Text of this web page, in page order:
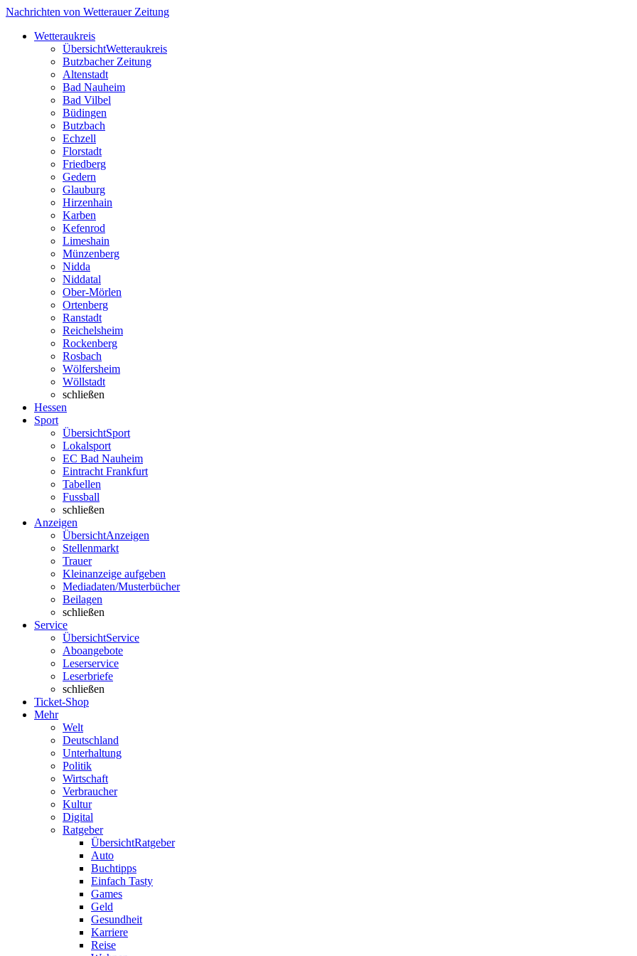
Nachrichten von Wetterauer Zeitung
Wetteraukreis
ÜbersichtWetteraukreis
Butzbacher Zeitung
Altenstadt
Bad Nauheim
Bad Vilbel
Büdingen
Butzbach
Echzell
Florstadt
Friedberg
Gedern
Glauburg
Hirzenhain
Karben
Kefenrod
Limeshain
Münzenberg
Nidda
Niddatal
Ober-Mörlen
Ortenberg
Ranstadt
Reichelsheim
Rockenberg
Rosbach
Wölfersheim
Wöllstadt
schließen
Hessen
Sport
ÜbersichtSport
Lokalsport
EC Bad Nauheim
Eintracht Frankfurt
Tabellen
Fussball
schließen
Anzeigen
ÜbersichtAnzeigen
Stellenmarkt
Trauer
Kleinanzeige aufgeben
Mediadaten/Musterbücher
Beilagen
schließen
Service
ÜbersichtService
Aboangebote
Leserservice
Leserbriefe
schließen
Ticket-Shop
Mehr
Welt
Deutschland
Unterhaltung
Politik
Wirtschaft
Verbraucher
Kultur
Digital
Ratgeber
ÜbersichtRatgeber
Auto
Buchtipps
Einfach Tasty
Games
Geld
Gesundheit
Karriere
Reise